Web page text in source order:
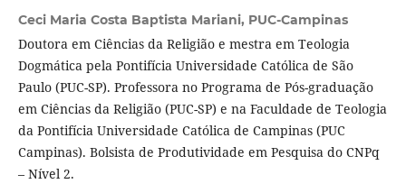
Ceci Maria Costa Baptista Mariani, PUC-Campinas
Doutora em Ciências da Religião e mestra em Teologia
Dogmática pela Pontifícia Universidade Católica de São
Paulo (PUC-SP). Professora no Programa de Pós-graduação
em Ciências da Religião (PUC-SP) e na Faculdade de Teologia
da Pontifícia Universidade Católica de Campinas (PUC
Campinas). Bolsista de Produtividade em Pesquisa do CNPq
– Nível 2.